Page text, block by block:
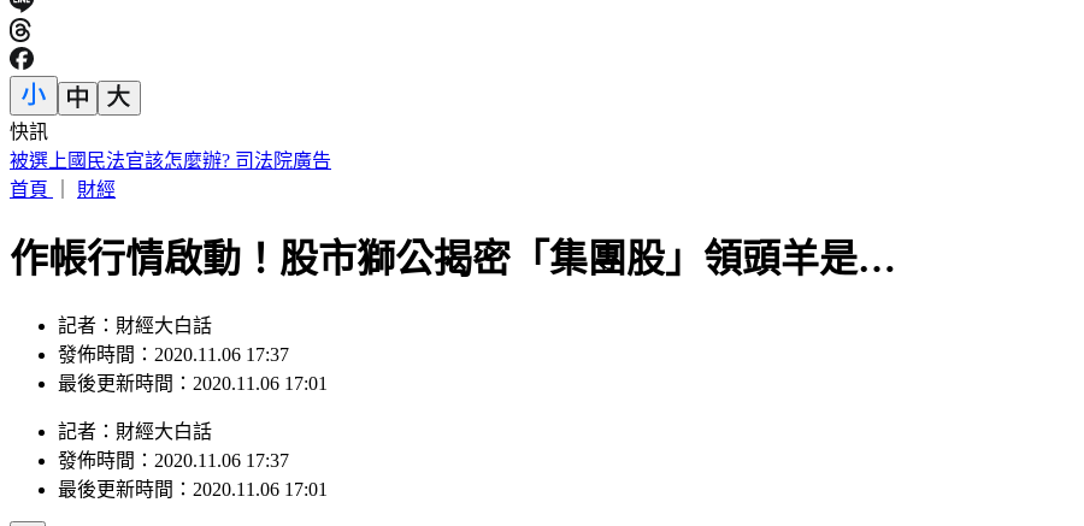
快訊
被選上國民法官該怎麼辦? 司法院廣告
首頁
財經
作帳行情啟動！股市獅公揭密「集團股」領頭羊是…
記者：財經大白話
發佈時間：2020.11.06 17:37
最後更新時間：2020.11.06 17:01
記者 ： 財經大白話
發佈時間： 2020.11.06 17:37
最後更新時間： 2020.11.06 17:01